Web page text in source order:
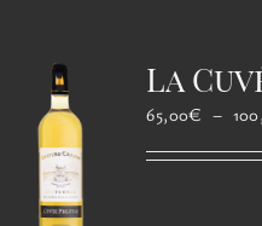
La
65,00€ –